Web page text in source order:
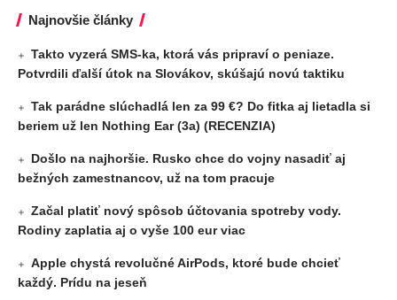
Najnovšie články
Takto vyzerá SMS-ka, ktorá vás pripraví o peniaze.
Potvrdili ďalší útok na Slovákov, skúšajú novú taktiku
Tak parádne slúchadlá len za 99 €? Do fitka aj lietadla si
beriem už len Nothing Ear (3a) (RECENZIA)
Došlo na najhoršie. Rusko chce do vojny nasadiť aj
bežných zamestnancov, už na tom pracuje
Začal platiť nový spôsob účtovania spotreby vody.
Rodiny zaplatia aj o vyše 100 eur viac
Apple chystá revolučné AirPods, ktoré bude chcieť
každý. Prídu na jeseň